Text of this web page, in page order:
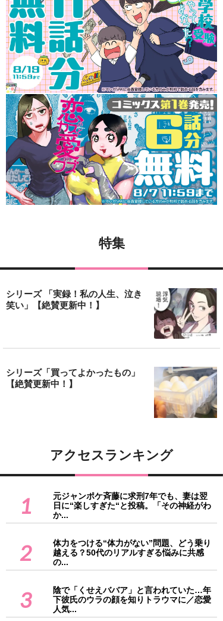
特集
シリーズ 「実録！私の人生、泣き
笑い」【絶賛更新中！】
シリーズ「買ってよかったもの」
【絶賛更新中！】
アクセスランキング
1
元ジャンポケ斉藤に求刑7年でも、妻は翌
日に“楽しすぎた“と投稿。「その神経がわ
か...
2
体力をつける“体力がない”問題、どう乗り
越える？50代のリアルすぎる悩みに共感
の...
3
陰で「くせえババア」と言われていた…年
下彼氏のウラの顔を知りトラウマに／恋愛
人気...